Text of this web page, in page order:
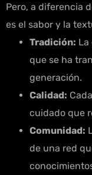
Pero, a diferencia
es el sabor y la
Tradición: La
que se ha
generación.
Calidad:
cuidado que
Comunidad:
de una red